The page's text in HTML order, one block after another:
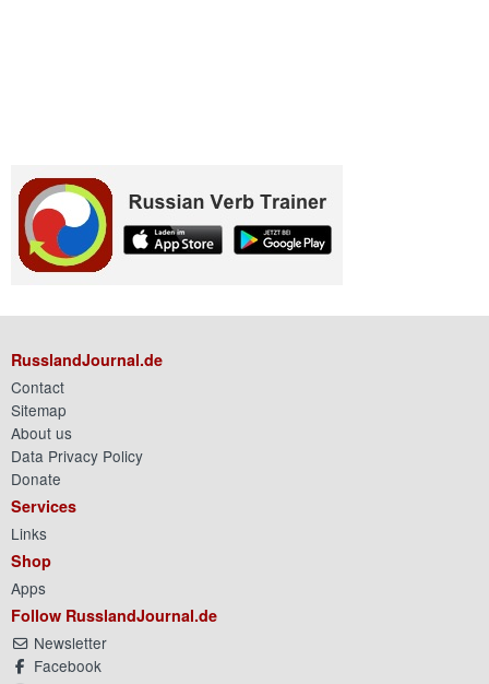
RusslandJournal.de
Contact
Sitemap
About us
Data Privacy Policy
Donate
Services
Links
Shop
Apps
Follow RusslandJournal.de
Newsletter
Facebook